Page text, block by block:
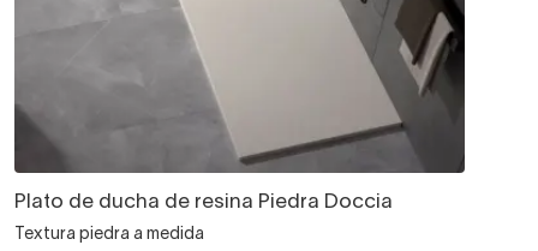
Plato de ducha de resina Piedra Doccia
Textura piedra a medida